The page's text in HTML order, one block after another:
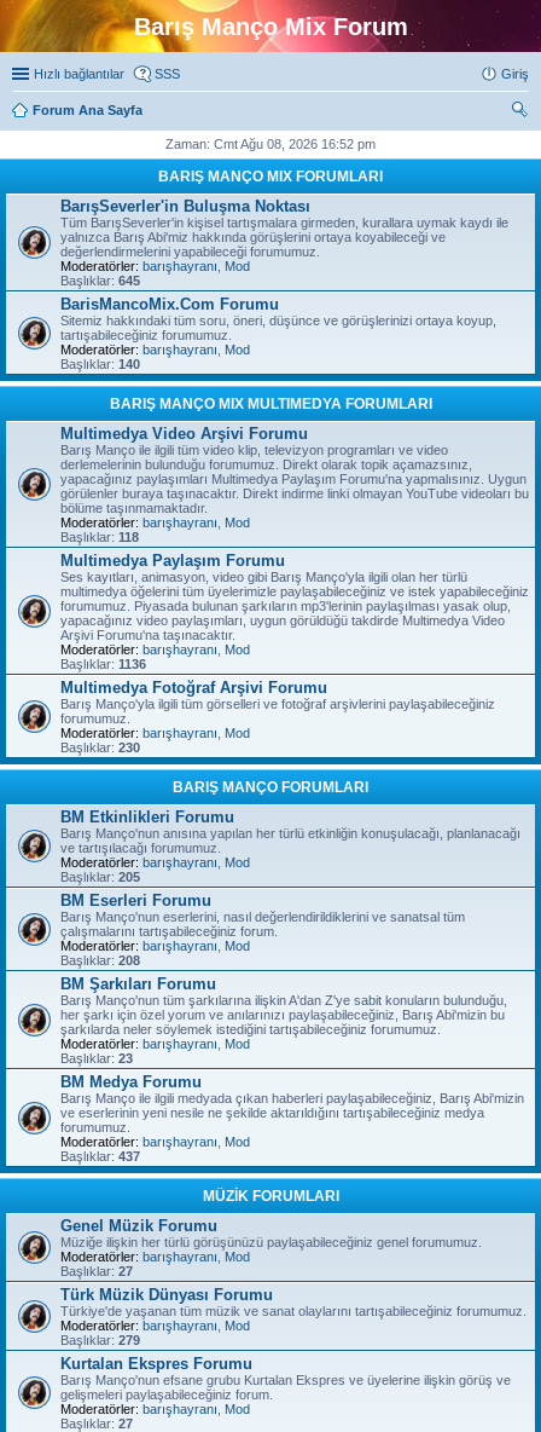
Barış Manço Mix Forum
Hızlı bağlantılar SSS Giriş
Forum Ana Sayfa
Zaman: Cmt Ağu 08, 2026 16:52 pm
BARIŞ MANÇO MIX FORUMLARI
BarışSeverler'in Buluşma Noktası
Tüm BarışSeverler'in kişisel tartışmalara girmeden, kurallara uymak kaydı ile
yalnızca Barış Abi'miz hakkında görüşlerini ortaya koyabileceği ve
değerlendirmelerini yapabileceği forumumuz.
Moderatörler: barışhayranı
Mod
Başlıklar: 645
BarisMancoMix.Com Forumu
Sitemiz hakkındaki tüm soru, öneri, düşünce ve görüşlerinizi ortaya koyup,
tartışabileceğiniz forumumuz.
Moderatörler: barışhayranı
Mod
Başlıklar: 140
BARIŞ MANÇO MIX MULTIMEDYA FORUMLARI
Multimedya Video Arşivi Forumu
Barış Manço ile ilgili tüm video klip, televizyon programları ve video
derlemelerinin bulunduğu forumumuz. Direkt olarak topik açamazsınız,
yapacağınız paylaşımları Multimedya Paylaşım Forumu'na yapmalısınız. Uygun
görülenler buraya taşınacaktır. Direkt indirme linki olmayan YouTube videoları bu
bölüme taşınmamaktadır.
Moderatörler: barışhayranı
Mod
Başlıklar: 118
Multimedya Paylaşım Forumu
Ses kayıtları, animasyon, video gibi Barış Manço'yla ilgili olan her türlü
multimedya öğelerini tüm üyelerimizle paylaşabileceğiniz ve istek yapabileceğiniz
forumumuz. Piyasada bulunan şarkıların mp3'lerinin paylaşılması yasak olup,
yapacağınız video paylaşımları, uygun görüldüğü takdirde Multimedya Video
Arşivi Forumu'na taşınacaktır.
Moderatörler: barışhayranı
Mod
Başlıklar: 1136
Multimedya Fotoğraf Arşivi Forumu
Barış Manço'yla ilgili tüm görselleri ve fotoğraf arşivlerini paylaşabileceğiniz
forumumuz.
Moderatörler: barışhayranı
Mod
Başlıklar: 230
BARIŞ MANÇO FORUMLARI
BM Etkinlikleri Forumu
Barış Manço'nun anısına yapılan her türlü etkinliğin konuşulacağı, planlanacağı
ve tartışılacağı forumumuz.
Moderatörler: barışhayranı
Mod
Başlıklar: 205
BM Eserleri Forumu
Barış Manço'nun eserlerini, nasıl değerlendirildiklerini ve sanatsal tüm
çalışmalarını tartışabileceğiniz forum.
Moderatörler: barışhayranı
Mod
Başlıklar: 208
BM Şarkıları Forumu
Barış Manço'nun tüm şarkılarına ilişkin A'dan Z'ye sabit konuların bulunduğu,
her şarkı için özel yorum ve anılarınızı paylaşabileceğiniz, Barış Abi'mizin bu
şarkılarda neler söylemek istediğini tartışabileceğiniz forumumuz.
Moderatörler: barışhayranı
Mod
Başlıklar: 23
BM Medya Forumu
Barış Manço ile ilgili medyada çıkan haberleri paylaşabileceğiniz, Barış Abi'mizin
ve eserlerinin yeni nesile ne şekilde aktarıldığını tartışabileceğiniz medya
forumumuz.
Moderatörler: barışhayranı
Mod
Başlıklar: 437
MÜZİK FORUMLARI
Genel Müzik Forumu
Müziğe ilişkin her türlü görüşünüzü paylaşabileceğiniz genel forumumuz.
Moderatörler: barışhayranı
Mod
Başlıklar: 27
Türk Müzik Dünyası Forumu
Türkiye'de yaşanan tüm müzik ve sanat olaylarını tartışabileceğiniz forumumuz.
Moderatörler: barışhayranı
Mod
Başlıklar: 279
Kurtalan Ekspres Forumu
Barış Manço'nun efsane grubu Kurtalan Ekspres ve üyelerine ilişkin görüş ve
gelişmeleri paylaşabileceğiniz forum.
Moderatörler: barışhayranı
Mod
Başlıklar: 27